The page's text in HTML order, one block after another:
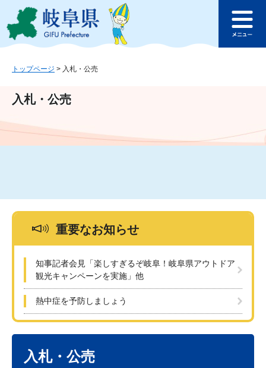
ジ
ュ
文
このページの本文へ
ュ
トップページ > 入札・公売
入札・公売
重要なお知らせ
知事記者会見「楽しすぎるぞ岐阜！岐阜県アウトドア
観光キャンペーンを実施」他
熱中症を予防しましょう
入札・公売